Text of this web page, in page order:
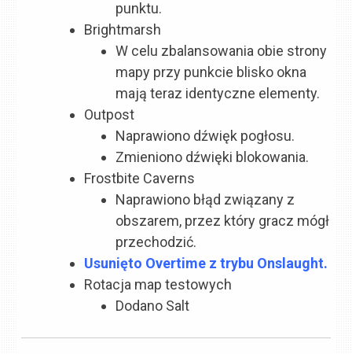
punktu.
Brightmarsh
W celu zbalansowania obie strony
mapy przy punkcie blisko okna
mają teraz identyczne elementy.
Outpost
Naprawiono dźwięk pogłosu.
Zmieniono dźwięki blokowania.
Frostbite Caverns
Naprawiono błąd związany z
obszarem, przez który gracz mógł
przechodzić.
Usunięto Overtime z trybu Onslaught.
Rotacja map testowych
Dodano Salt